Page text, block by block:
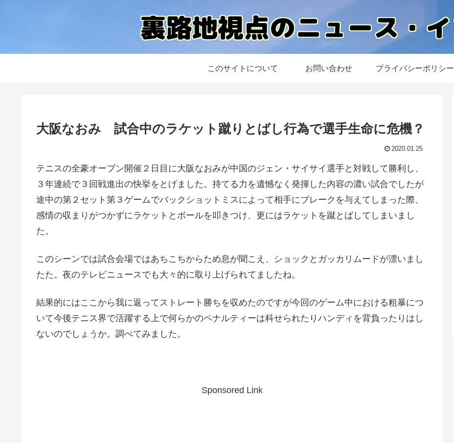
このサイトについて お問い合わせ プライバシーポリシー
大阪なおみ 試合中のラケット蹴りとばし行為で選手生命に危機？
2020.01.25
テニスの全豪オープン開催２日目に大阪なおみが中国のジェン・サイサイ選手と対戦して勝利し、
３年連続で３回戦進出の快挙をとげました。持てる力を遺憾なく発揮した内容の濃い試合でしたが
途中の第２セット第３ゲームでバックショットミスによって相手にブレークを与えてしまった際、
感情の収まりがつかずにラケットとボールを叩きつけ、更にはラケットを蹴とばしてしまいまし
た。
このシーンでは試合会場ではあちこちからため息が聞こえ、ショックとガッカリムードが漂いまし
たた。夜のテレビニュースでも大々的に取り上げられてましたね。
結果的にはここから我に返ってストレート勝ちを収めたのですが今回のゲーム中における粗暴につ
いて今後テニス界で活躍する上で何らかのペナルティーは科せられたりハンディを背負ったりはし
ないのでしょうか。調べてみました。
Sponsored Link